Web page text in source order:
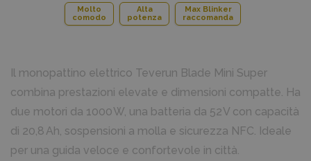
Molto
comodo
Alta
potenza
Max Blinker
raccomanda
Il monopattino elettrico Teverun Blade Mini Super
combina prestazioni elevate e dimensioni compatte. Ha
due motori da 1000 W, una batteria da 52 V con capacità
di 20,8 Ah, sospensioni a molla e sicurezza NFC. Ideale
per una guida veloce e confortevole in città.